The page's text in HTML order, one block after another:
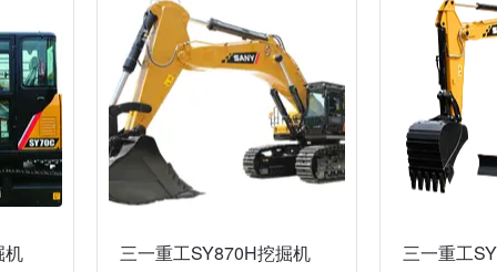
机 三一重工SY870H挖掘机 三一重工